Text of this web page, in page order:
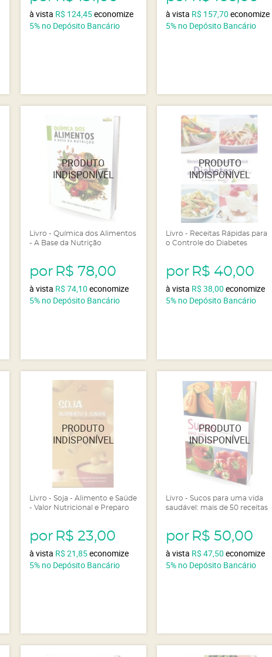
à vista R$ 124,45economize
5% no Depósito Bancário
à vista R$ 157,70 economize
5% no Depósito Bancário
Livro - Química dos Alimentos
- A Base da Nutrição
por R$ 78,00
à vista R$ 74,10 economize
5% no Depósito Bancário
Livro - Receitas Rápidas para
o Controle do Diabetes
por R$ 40,00
à vista R$ 38,00 economize
5% no Depósito Bancário
Livro - Soja - Alimento e Saúde
- Valor Nutricional e Preparo
por R$ 23,00
à vista R$ 21,85economize
5% no Depósito Bancário
Livro - Sucos para uma vida
saudável: mais de 50 receitas
por R$ 50,00
à vista R$ 47,50 economize
5% no Depósito Bancário